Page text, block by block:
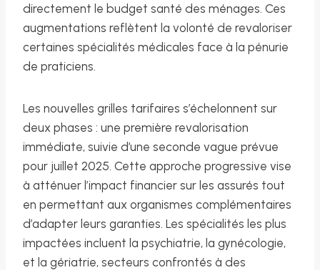
directement le budget santé des ménages. Ces
augmentations reflètent la volonté de revaloriser
certaines spécialités médicales face à la pénurie
de praticiens.
Les nouvelles grilles tarifaires s’échelonnent sur
deux phases : une première revalorisation
immédiate, suivie d’une seconde vague prévue
pour juillet 2025. Cette approche progressive vise
à atténuer l’impact financier sur les assurés tout
en permettant aux organismes complémentaires
d’adapter leurs garanties. Les spécialités les plus
impactées incluent la psychiatrie, la gynécologie,
et la gériatrie, secteurs confrontés à des